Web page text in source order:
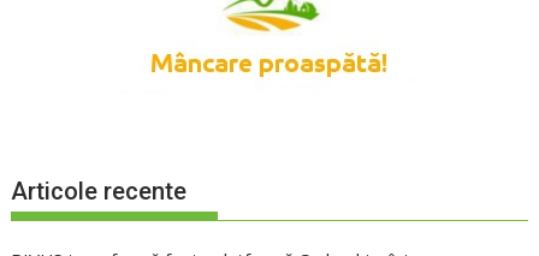
Articole recente